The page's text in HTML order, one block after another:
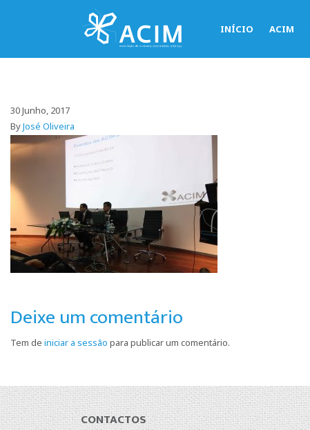
INÍCIO ACIM
30 Junho, 2017
ByJosé Oliveira
Deixe um comentário
Tem de iniciar a sessão para publicar um comentário.
CONTACTOS